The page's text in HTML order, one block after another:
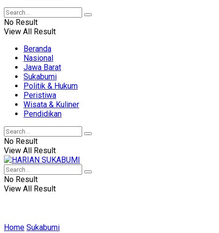
No Result
View All Result
Beranda
Nasional
Jawa Barat
Sukabumi
Politik & Hukum
Peristiwa
Wisata & Kuliner
Pendidikan
No Result
View All Result
No Result
View All Result
Home Sukabumi